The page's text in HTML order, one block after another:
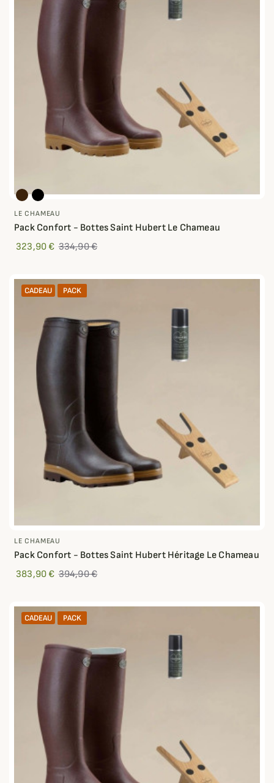
LE CHAMEAU
Pack Confort - Bottes Saint Hubert Le Chameau
323,90 € 334,90 €
CADEAU PACK
LE CHAMEAU
Pack Confort - Bottes Saint Hubert Héritage Le Chameau
383,90 € 394,90 €
CADEAU PACK